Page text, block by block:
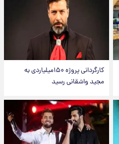
کارگردانی پروژه ۱۵۰میلیاردی به
مجید واشقانی رسید